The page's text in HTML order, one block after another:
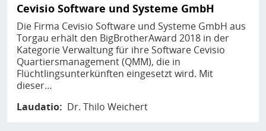
Cevisio Software und Systeme GmbH
Die Firma Cevisio Software und Systeme GmbH aus
Torgau erhält den BigBrotherAward 2018 in der
Kategorie Verwaltung für ihre Software Cevisio
Quartiersmanagement (QMM), die in
Flüchtlingsunterkünften eingesetzt wird. Mit
dieser…
Laudatio
Dr. Thilo Weichert